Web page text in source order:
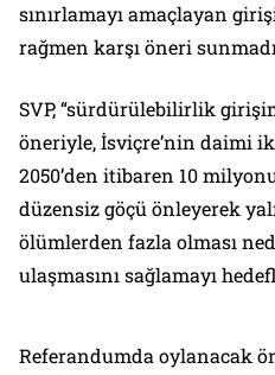
sınırlamayı amaçlayan
rağmen karşı öneri
SVP, “sürdürülebilirlik
öneriyle, İsviçre’nin daimi
2050’den itibaren 10
düzensiz göçü önleyerek
ölümlerden fazla olması
ulaşmasını sağlamayı
Referandumda oylanacak